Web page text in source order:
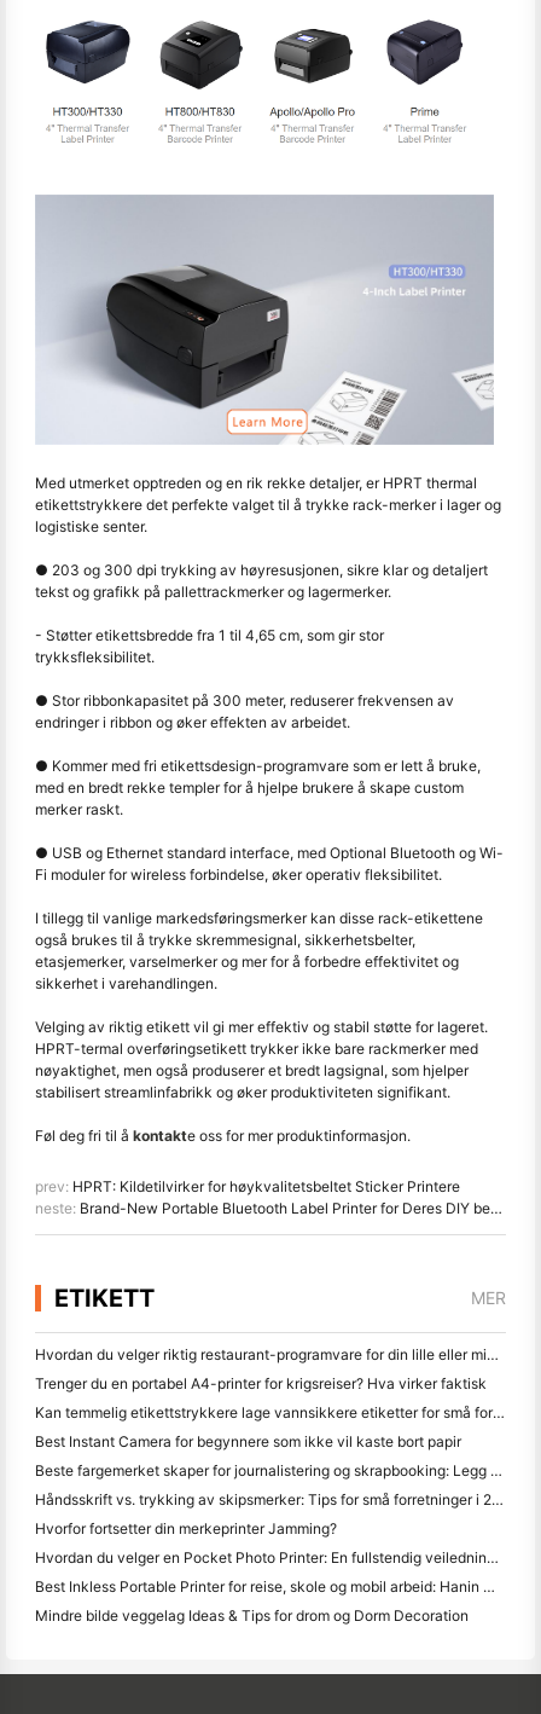
Med utmerket opptreden og en rik rekke detaljer, er HPRT thermal
etikettstrykkere det perfekte valget til å trykke rack-merker i lager og
logistiske senter.
● 203 og 300 dpi trykking av høyresusjonen, sikre klar og detaljert
tekst og grafikk på pallettrackmerker og lagermerker.
- Støtter etikettsbredde fra 1 til 4,65 cm, som gir stor
trykksfleksibilitet.
● Stor ribbonkapasitet på 300 meter, reduserer frekvensen av
endringer i ribbon og øker effekten av arbeidet.
● Kommer med fri etikettsdesign-programvare som er lett å bruke,
med en bredt rekke templer for å hjelpe brukere å skape custom
merker raskt.
● USB og Ethernet standard interface, med Optional Bluetooth og Wi-
Fi moduler for wireless forbindelse, øker operativ fleksibilitet.
I tillegg til vanlige markedsføringsmerker kan disse rack-etikettene
også brukes til å trykke skremmesignal, sikkerhetsbelter,
etasjemerker, varselmerker og mer for å forbedre effektivitet og
sikkerhet i varehandlingen.
Velging av riktig etikett vil gi mer effektiv og stabil støtte for lageret.
HPRT-termal overføringsetikett trykker ikke bare rackmerker med
nøyaktighet, men også produserer et bredt lagsignal, som hjelper
stabilisert streamlinfabrikk og øker produktiviteten signifikant.
Føl deg fri til å kontakte oss for mer produktinformasjon.
prev: HPRT: Kildetilvirker for høykvalitetsbeltet Sticker Printere
neste: Brand-New Portable Bluetooth Label Printer for Deres DIY behov
ETIKETT MER
Hvordan du velger riktig restaurant-programvare for din lille eller middelsstørrelse Restaurant
Trenger du en portabel A4-printer for krigsreiser? Hva virker faktisk
Kan temmelig etikettstrykkere lage vannsikkere etiketter for små forretningsprodukter?
Best Instant Camera for begynnere som ikke vil kaste bort papir
Beste fargemerket skaper for journalistering og skrapbooking: Legg mer farge til hver side
Håndsskrift vs. trykking av skipsmerker: Tips for små forretninger i 2026
Hvorfor fortsetter din merkeprinter Jamming?
Hvordan du velger en Pocket Photo Printer: En fullstendig veiledning for journalistering, reise og iPhone brukere
Best Inkless Portable Printer for reise, skole og mobil arbeid: Hanin MT620 Pro-review
Mindre bilde veggelag Ideas & Tips for drom og Dorm Decoration